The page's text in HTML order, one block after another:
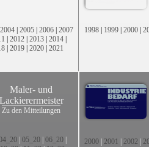
2004 | 2005 | 2006 | 2007
| 2012 | 2013 | 2014 |
| 2019 | 2020 | 2021
1998 | 1999 | 2000 |
Maler- und
Lackierermeister
Zu den Mitteilungen
| 05_20| 06_20|
2000 2001 2002